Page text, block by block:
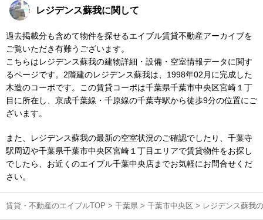
レジデンス蘇我に関して
過去掲載分も含めて物件を探せるエイブル賃貸不動産アーカイブを
ご覧いただき有難うございます。
こちらはレジデンス蘇我の建物詳細・設備・空室情報データに関す
るページです。2階建のレジデンス蘇我は、1998年02月に完成した
木造のコーポです。この賃貸コーポは千葉県千葉市中央区宮崎１丁
目に所在し、京成千葉線・千原線の千葉寺駅から徒歩9分の位置にご
ざいます。
また、レジデンス蘇我の最新の空室状況のご確認でしたり、千葉寺
駅周辺や千葉県千葉市中央区宮崎１丁目エリアで賃貸物件をお探し
でしたら、お近くのエイブル千葉中央店までお気軽にお問合せくだ
さい。
賃貸・不動産のエイブルTOP > 千葉県 > 千葉市中央区 > レジデンス蘇我